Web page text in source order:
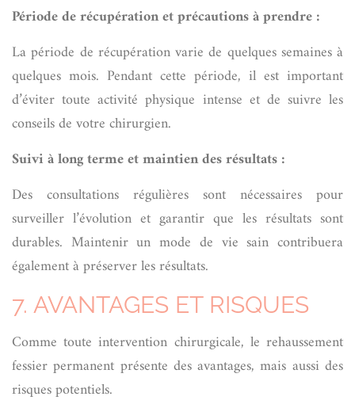
Période de récupération et précautions à prendre :
La période de récupération varie de quelques semaines à
quelques mois. Pendant cette période, il est important
d’éviter toute activité physique intense et de suivre les
conseils de votre chirurgien.
Suivi à long terme et maintien des résultats :
Des consultations régulières sont nécessaires pour
surveiller l’évolution et garantir que les résultats sont
durables. Maintenir un mode de vie sain contribuera
également à préserver les résultats.
7. AVANTAGES ET RISQUES
Comme toute intervention chirurgicale, le rehaussement
fessier permanent présente des avantages, mais aussi des
risques potentiels.